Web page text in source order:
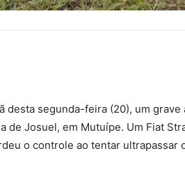
desta segunda-feira (20), um
de Josuel, em Mutuípe. Um Fiat
o controle ao tentar ultrapassar